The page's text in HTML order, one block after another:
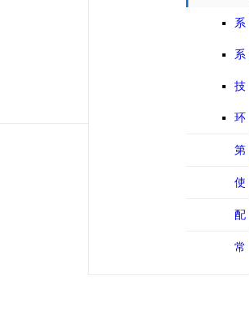
系
系
技
环
第
使
配
常